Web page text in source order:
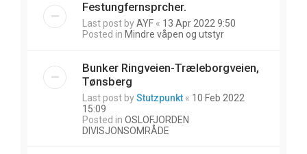
Festungfernsprcher.
Last post byAYF « 13 Apr 2022 9:50
Posted in Mindre våpen og utstyr
Bunker Ringveien-Træleborgveien,
Tønsberg
Last post byStutzpunkt « 10 Feb 2022
15:09
Posted in OSLOFJORDEN
DIVISJONSOMRÅDE